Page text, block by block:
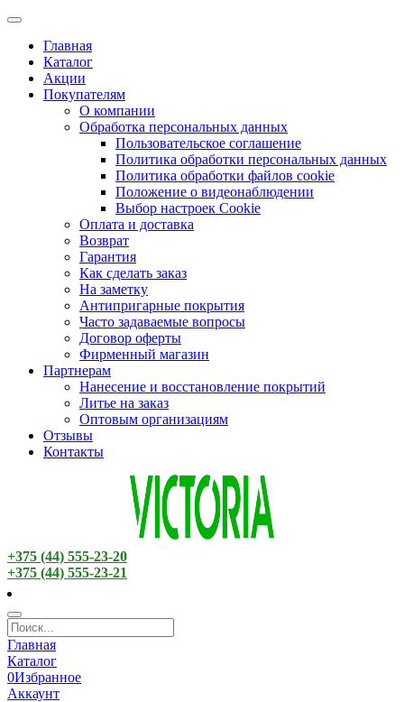
Главная
Каталог
Акции
Покупателям
О компании
Обработка персональных данных
Пользовательское соглашение
Политика обработки персональных данных
Политика обработки файлов cookie
Положение о видеонаблюдении
Выбор настроек Cookie
Оплата и доставка
Возврат
Гарантия
Как сделать заказ
На заметку
Антипригарные покрытия
Часто задаваемые вопросы
Договор оферты
Фирменный магазин
Партнерам
Нанесение и восстановление покрытий
Литье на заказ
Оптовым организациям
Отзывы
Контакты
+375 (44) 555-23-20
+375 (44) 555-23-21
Главная
Каталог
0Избранное
Аккаунт